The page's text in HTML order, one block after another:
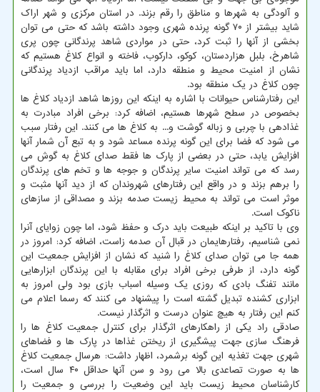
و آلودگی به شهرها و مناطق را رقم بزند. در استان مرکزی و شهر اراک
شاید بیشتر از ۷۰ گونه پرنده شهری وجود داشته باشد که حتی می توان
بخشی از آنها را ثبت کرد، حتی در مواردی شاهد پرندگانی چون پری
شاهرخ، بلبل هزاردستان، کوکو، دارکوب، فاخته و انواع کلاغ هستیم که
نشان از امنیت محیط و منطقه دارد، اما باید مراقب ازدیاد پرندگانی
چون کلاغ در یک منطقه بود.
این رفتارشناس حیوانات با اشاره به اینکه این روزها شاهد ازدیاد کلاغ ها
بخصوص در سطح شهرها هستیم، اضافه کرد: برخی افراد مبادرت به
غذادهی با چربی و زباله گوشت و... به کلاغ ها می کنند. این رفتار سبب
می شود که فضا برای این گونه پرنده مساعد شود و به تبع آن شمار آنها
افزایش یابد، حتی در بعضی از پارک ها فقط صدای کلاغ به گوش می
رسد که می تواند امنیت سایر پرندگان و جوجه ها و تخم های پرندگان
را برهم بزند و در واقع این رفتارهای شهروندان که از دید آنها مثبت و
موثر است می تواند به محیط زیست صدمه بزند و مصداقی از سازهای
ناکوک است.
وی با تاکید بر اینکه طبیعت باید درک و حفظ شود، اما چون زوایای آنرا
نمی شناسیم، رفتارهایمان در قبال آن صدمه زاست، اضافه کرد: امروز در
همه جا می توان صدای کلاغ را شنید که نشان از افزایش جمعیت این
گونه دارد، از طرفی برخی افراد برای مقابله با این پرندگان ابزارهایی
مانند تفنگ بادی که روزی یک وسیله اسباب بازی بود ولی امروز به
ابزاری کشنده تبدیل گشته است را پیشنهاد می کنند که رسما اعلام می
کنم این رفتار به هیچ عنوان درست و اثرگذار نیست.
صادقی راد یکی از راهکارهای اثرگذار برای کنترل جمعیت کلاغ ها را
فرهنگ سازی جهت پیشگیری از ریختن غذاها در پارک ها و فضاهای
شهری جهت تغذیه این گونه برشمرد، اظهار داشت: هرسال جمعیت کلاغ
ها به صورت تصاعدی بالا می رود و سن آنها حداقل ۴۰ سال است،
کارشناسان محیط زیست باید این وضعیت را بررسی و جمعیت را